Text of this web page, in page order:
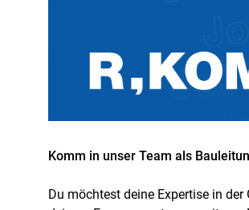
Komm in unser Team als
Du möchtest deine Expertise in